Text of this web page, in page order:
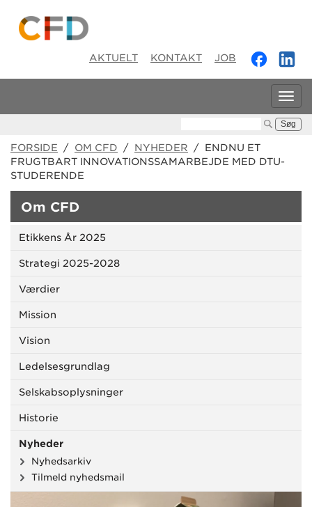
AKTUELT KONTAKT JOB
FORSIDE / OM CFD / NYHEDER / ENDNU ET
FRUGTBART INNOVATIONSSAMARBEJDE MED DTU-
STUDERENDE
Om CFD
Etikkens År 2025
Strategi 2025-2028
Værdier
Mission
Vision
Ledelsesgrundlag
Selskabsoplysninger
Historie
Nyheder
Nyhedsarkiv
Tilmeld nyhedsmail